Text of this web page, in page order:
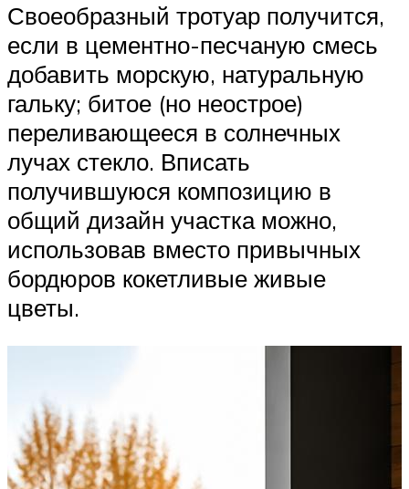
Своеобразный тротуар получится,
если в цементно-песчаную смесь
добавить морскую, натуральную
гальку; битое (но неострое)
переливающееся в солнечных
лучах стекло. Вписать
получившуюся композицию в
общий дизайн участка можно,
использовав вместо привычных
бордюров кокетливые живые
цветы.